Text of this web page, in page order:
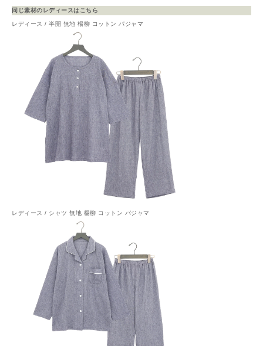
同じ素材のレディースはこちら
レディース / 半開 無地 楊柳 コットン パジャマ
レディース / シャツ 無地 楊柳 コットン パジャマ